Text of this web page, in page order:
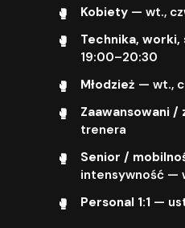
Kobiety— wt.,
Technika, worki,
19:00–20:30
Młodzież — wt.,
Zaawansowani /
trenera
Senior /
intensywność —
Personal 1:1 —